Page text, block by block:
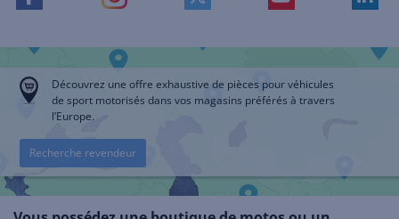
Découvrez une offre exhaustive de pièces pour véhicules
de sport motorisés dans vos magasins préférés à travers
l’Europe.
Recherche revendeur